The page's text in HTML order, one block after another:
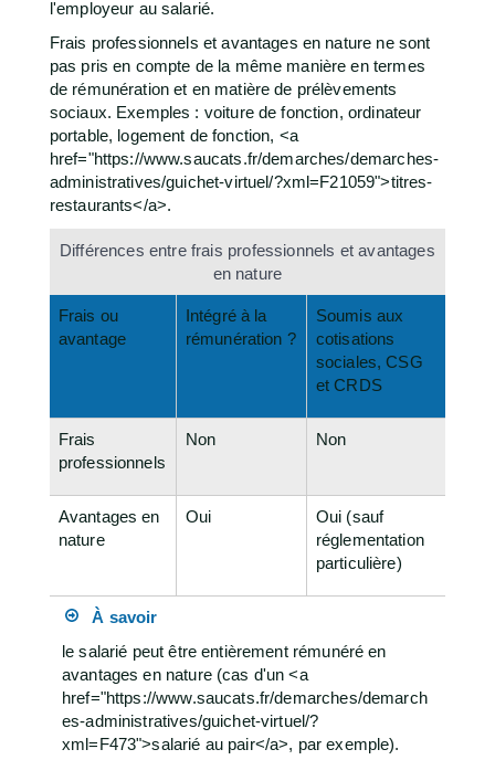
l'employeur au salarié.
Frais professionnels et avantages en nature ne sont
pas pris en compte de la même manière en termes
de rémunération et en matière de prélèvements
sociaux. Exemples : voiture de fonction, ordinateur
portable, logement de fonction, <a
href="https://www.saucats.fr/demarches/demarches-
administratives/guichet-virtuel/?xml=F21059">titres-
restaurants</a>.
Différences entre frais professionnels et avantages
en nature
Frais ou
avantage
Intégré à la
rémunération ?
Soumis aux
cotisations
sociales, CSG
et CRDS
Frais
professionnels
Non Non
Avantages en
nature
Oui
Oui (sauf
réglementation
particulière)
À savoir
le salarié peut être entièrement rémunéré en
avantages en nature (cas d'un <a
href="https://www.saucats.fr/demarches/demarch
es-administratives/guichet-virtuel/?
xml=F473">salarié au pair</a>, par exemple).